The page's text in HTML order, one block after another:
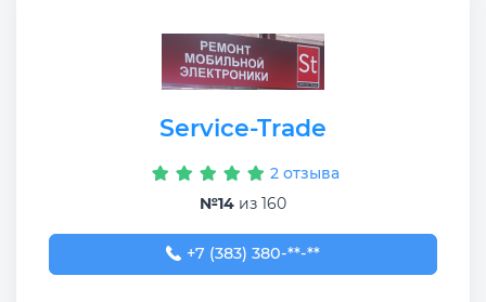
Service-Trade
2 отзыва
№14 из 160
+7 (383) 380-15-74
+7 (383) 380-**-**